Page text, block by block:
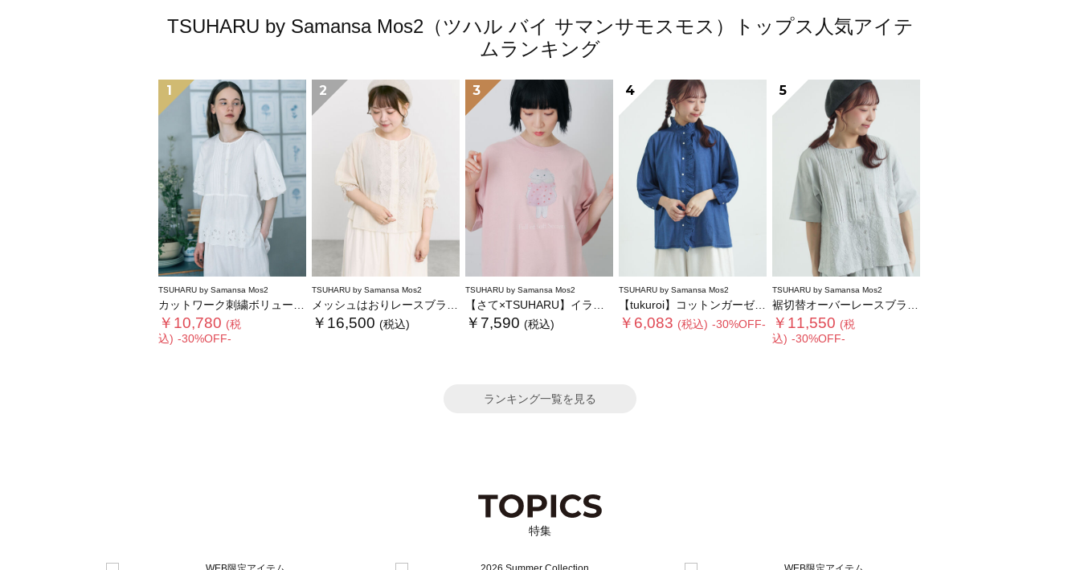
TSUHARU by Samansa Mos2（ツハル バイ サマンサモスモス）トップス人気アイテ
ムランキング
1
TSUHARU by Samansa Mos2
カットワーク刺繍ボリューム袖ブラウス
￥10,780 (税
込) -30%OFF-
2
TSUHARU by Samansa Mos2
メッシュはおりレースブラウス
￥16,500 (税込)
3
TSUHARU by Samansa Mos2
【さて×TSUHARU】イラスト柄プリントTシャツ
￥7,590 (税込)
4
TSUHARU by Samansa Mos2
【tukuroi】コットンガーゼデニムフリルブラウス
￥6,083 (税込) -30%OFF-
5
TSUHARU by Samansa Mos2
裾切替オーバーレースブラウス
￥11,550 (税
込) -30%OFF-
ランキング一覧を見る
特集